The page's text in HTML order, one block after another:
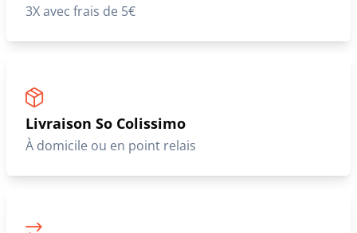
3X avec frais de 5€
Livraison So Colissimo
À domicile ou en point relais